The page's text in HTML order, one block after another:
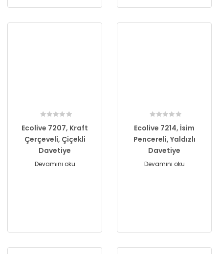
Ecolive 7207, Kraft
Çerçeveli, Çiçekli
Davetiye
Devamını oku
Ecolive 7214, İsim
Pencereli, Yaldızlı
Davetiye
Devamını oku